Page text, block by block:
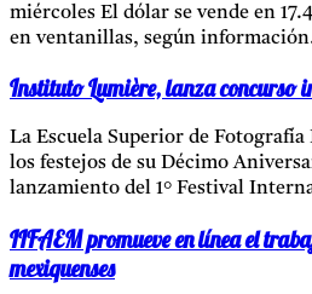
miércoles El dólar se vende en
en ventanillas, según
Instituto Lumière, lanza concurso
La Escuela Superior de
los festejos de su Décimo
lanzamiento del 1° Festival
IIFAEM promueve en línea el
mexiquenses